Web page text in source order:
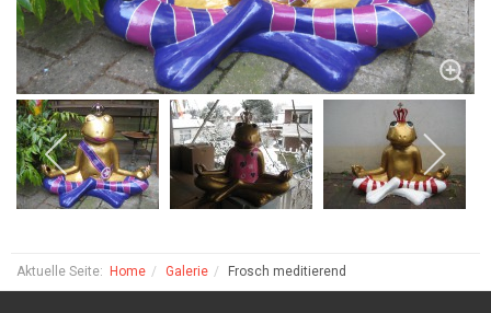
Aktuelle Seite: Home Galerie Frosch meditierend